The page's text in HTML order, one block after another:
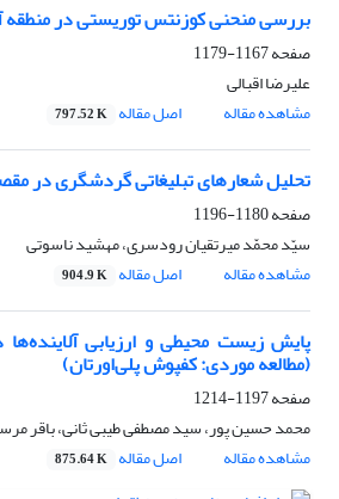
بررسی منحنی کوزنتس توریستی در منطقه
صفحه1167-1179
علیرضا اقبالی
مشاهده مقاله
اصل مقاله 797.52 K
تحلیل شعارهای تبلیغاتی گردشگری در
صفحه1180-1196
سیّد محمّد میرتقیان رودسری، مهشید ناسوتی
مشاهده مقاله
اصل مقاله 904.9 K
پایش زیست محیطی و ارزیابی
(مطالعه موردی: کفپوش پلی‌اورتان)
صفحه1197-1214
محمد حسین پور، سید مصطفی طیبی ثانی، باقر
مشاهده مقاله
اصل مقاله 875.64 K